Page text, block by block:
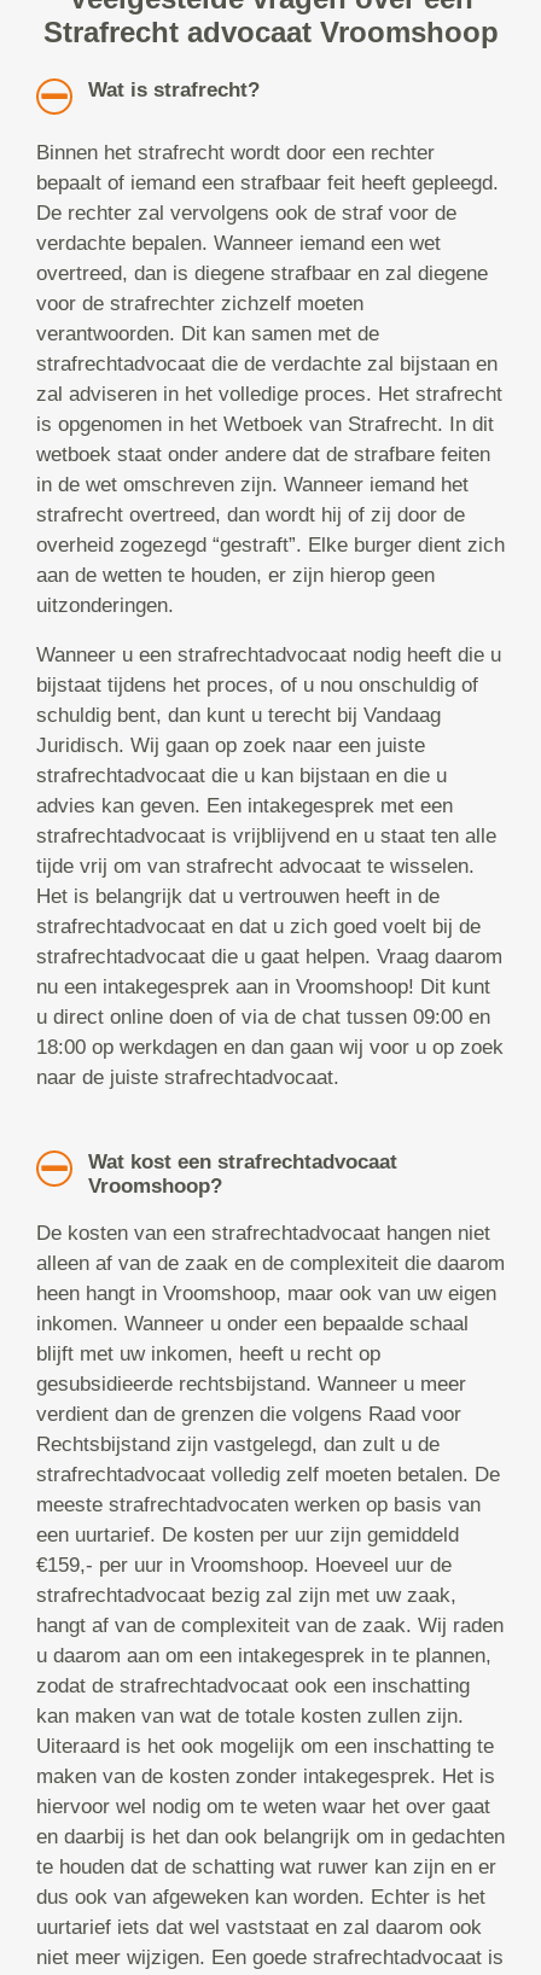
Strafrecht advocaat Vroomshoop
Wat is strafrecht?
Binnen het strafrecht wordt door een rechter
bepaalt of iemand een strafbaar feit heeft gepleegd.
De rechter zal vervolgens ook de straf voor de
verdachte bepalen. Wanneer iemand een wet
overtreed, dan is diegene strafbaar en zal diegene
voor de strafrechter zichzelf moeten
verantwoorden. Dit kan samen met de
strafrechtadvocaat die de verdachte zal bijstaan en
zal adviseren in het volledige proces. Het strafrecht
is opgenomen in het Wetboek van Strafrecht. In dit
wetboek staat onder andere dat de strafbare feiten
in de wet omschreven zijn. Wanneer iemand het
strafrecht overtreed, dan wordt hij of zij door de
overheid zogezegd “gestraft”. Elke burger dient zich
aan de wetten te houden, er zijn hierop geen
uitzonderingen.
Wanneer u een strafrechtadvocaat nodig heeft die u
bijstaat tijdens het proces, of u nou onschuldig of
schuldig bent, dan kunt u terecht bij Vandaag
Juridisch. Wij gaan op zoek naar een juiste
strafrechtadvocaat die u kan bijstaan en die u
advies kan geven. Een intakegesprek met een
strafrechtadvocaat is vrijblijvend en u staat ten alle
tijde vrij om van strafrecht advocaat te wisselen.
Het is belangrijk dat u vertrouwen heeft in de
strafrechtadvocaat en dat u zich goed voelt bij de
strafrechtadvocaat die u gaat helpen. Vraag daarom
nu een intakegesprek aan in Vroomshoop! Dit kunt
u direct online doen of via de chat tussen 09:00 en
18:00 op werkdagen en dan gaan wij voor u op zoek
naar de juiste strafrechtadvocaat.
Wat kost een strafrechtadvocaat
Vroomshoop?
De kosten van een strafrechtadvocaat hangen niet
alleen af van de zaak en de complexiteit die daarom
heen hangt in Vroomshoop, maar ook van uw eigen
inkomen. Wanneer u onder een bepaalde schaal
blijft met uw inkomen, heeft u recht op
gesubsidieerde rechtsbijstand. Wanneer u meer
verdient dan de grenzen die volgens Raad voor
Rechtsbijstand zijn vastgelegd, dan zult u de
strafrechtadvocaat volledig zelf moeten betalen. De
meeste strafrechtadvocaten werken op basis van
een uurtarief. De kosten per uur zijn gemiddeld
€159,- per uur in Vroomshoop. Hoeveel uur de
strafrechtadvocaat bezig zal zijn met uw zaak,
hangt af van de complexiteit van de zaak. Wij raden
u daarom aan om een intakegesprek in te plannen,
zodat de strafrechtadvocaat ook een inschatting
kan maken van wat de totale kosten zullen zijn.
Uiteraard is het ook mogelijk om een inschatting te
maken van de kosten zonder intakegesprek. Het is
hiervoor wel nodig om te weten waar het over gaat
en daarbij is het dan ook belangrijk om in gedachten
te houden dat de schatting wat ruwer kan zijn en er
dus ook van afgeweken kan worden. Echter is het
uurtarief iets dat wel vaststaat en zal daarom ook
niet meer wijzigen. Een goede strafrechtadvocaat is